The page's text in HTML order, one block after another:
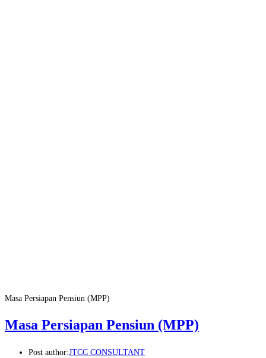
Masa Persiapan Pensiun (MPP)
Masa Persiapan Pensiun (MPP)
Post author:JTCC CONSULTANT